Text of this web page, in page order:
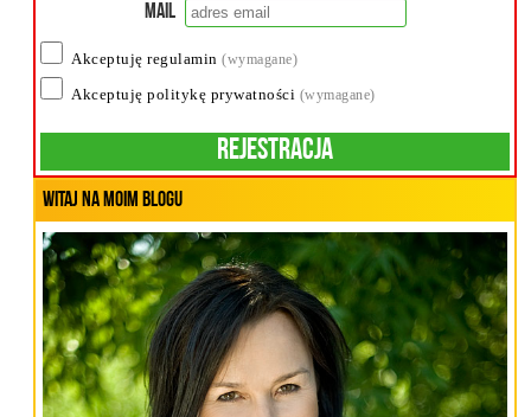
Mail
Akceptuję regulamin(wymagane)
Akceptuję politykę prywatności (wymagane)
Rejestracja
Witaj na moim blogu